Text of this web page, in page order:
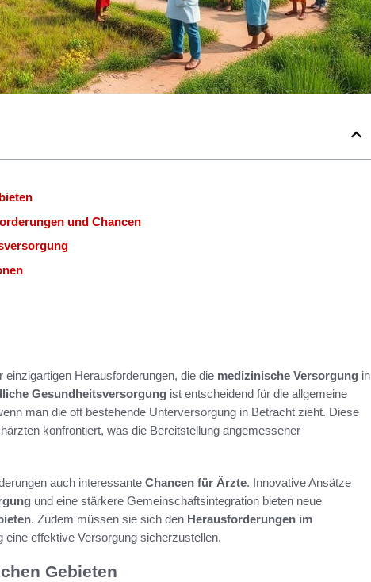
und Chancen
einzigartigen Herausforderungen, die die medizinische Versorgung in
Gesundheitsversorgung ist entscheidend für die allgemeine
man die oft bestehende Unterversorgung in Betracht zieht. Diese
konfrontiert, was die Bereitstellung angemessener
auch interessante Chancen für Ärzte. Innovative Ansätze
und eine stärkere Gemeinschaftsintegration bieten neue
. Zudem müssen sie sich den Herausforderungen im
eine effektive Versorgung sicherzustellen.
Gebieten